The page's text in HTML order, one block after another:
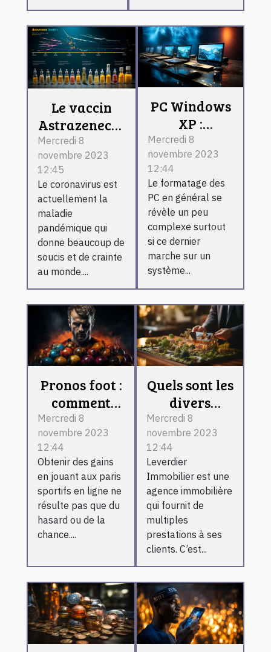
Le vaccin
Astrazeneca :
est-il
vraiment
efficace
contre le
coronavirus ?
Mercredi 8
novembre 2023
12:45
Le coronavirus est
actuellement la
maladie
pandémique qui
donne beaucoup de
soucis et de crainte
au monde....
PC Windows
XP :
comment le
formater ?
Mercredi 8
novembre 2023
12:44
Le formatage des
PC en général se
révèle un peu
complexe surtout
si ce dernier
marche sur un
système...
Pronos foot :
comment
devenir un
expert ?
Mercredi 8
novembre 2023
12:44
Obtenir des gains
en jouant aux paris
sportifs en ligne ne
résulte pas que du
hasard ou de la
chance....
Quels sont les
divers
services que
propose
Leverdier
Immobilier ?
Mercredi 8
novembre 2023
12:44
Leverdier
Immobilier est une
agence immobilière
qui fournit de
multiples
prestations à ses
clients. C’est...